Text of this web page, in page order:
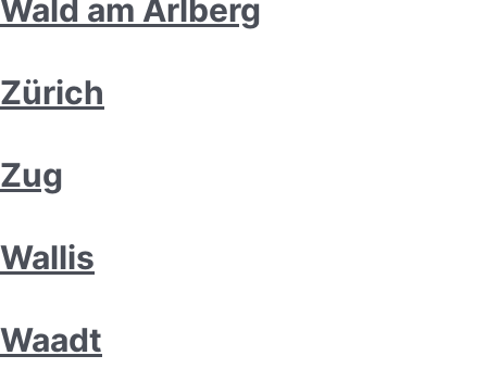
Wald am Arlberg
Zürich
Zug
Wallis
Waadt